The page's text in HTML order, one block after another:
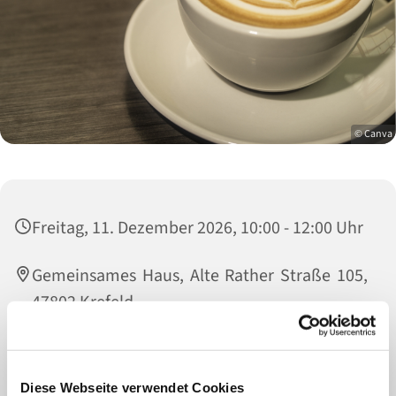
Diese Webseite verwendet Cookies
© Canva
Freitag, 11. Dezember 2026, 10:00 - 12:00 Uhr
Gemeinsames Haus, Alte Rather Straße 105,
47802 Krefeld
Brigitte Gyszas (02151 476811) und Uschi
Minkley (02151 476911)